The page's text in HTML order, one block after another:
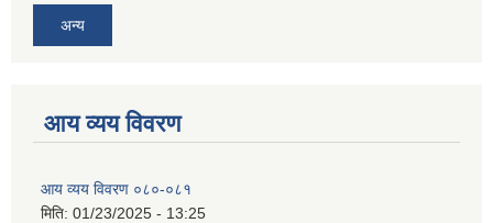
अन्य
आय व्यय विवरण
आय व्यय विवरण ०८०-०८१
मिति: 01/23/2025 - 13:25